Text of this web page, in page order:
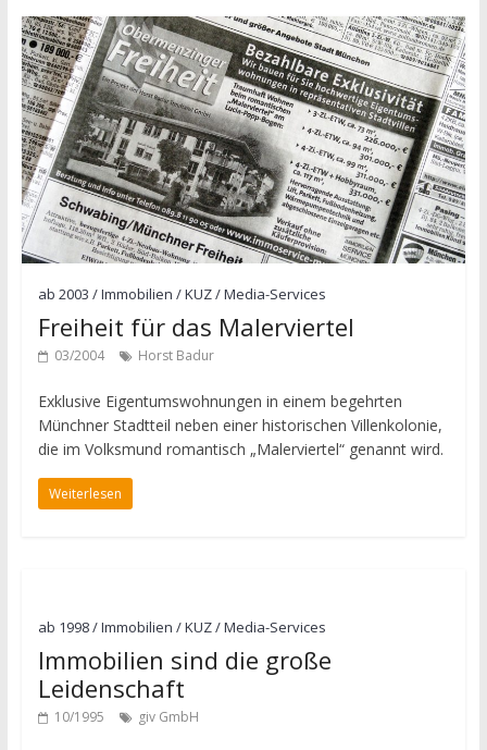
ab 2003 /Immobilien /KUZ/Media-Services
Freiheit für das Malerviertel
03/2004 Horst Badur
Exklusive Eigentumswohnungen in einem begehrten
Münchner Stadtteil neben einer historischen Villenkolonie,
die im Volksmund romantisch „Malerviertel“ genannt wird.
Weiterlesen
ab 1998/Immobilien /KUZ/Media-Services
Immobilien sind die große
Leidenschaft
10/1995 giv GmbH